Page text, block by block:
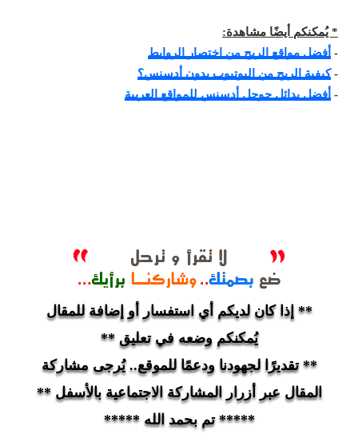
* يُمكنكم أيضًا مشاهدة:
- أفضل مواقع الربح من اختصار الروابط
-كيفية الربح من اليوتيوب بدون أدسنس؟
- أفضل بدائل جوجل أدسنس للمواقع العربية
** إذا كان لديكم أي استفسار أو إضافة للمقال
يُمكنكم وضعه في تعليق **
** تقديرًا لجهودنا ودعمًا للموقع.. يُرجى مشاركة
المقال عبر أزرار المشاركة الاجتماعية بالأسفل **
***** تم بحمد الله *****